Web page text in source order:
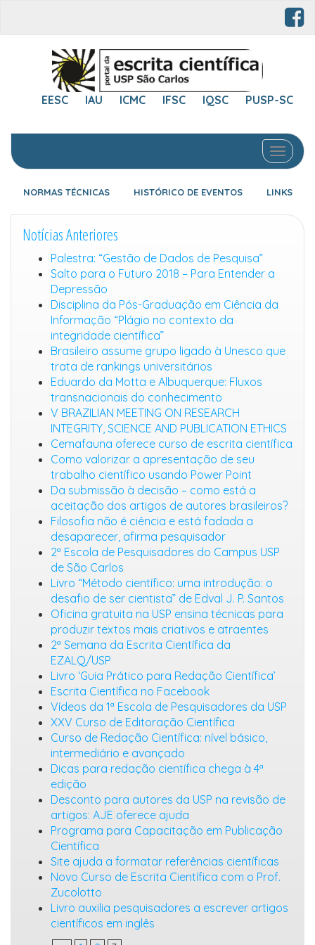
EESC IAU ICMC IFSC IQSC PUSP-SC
Toggle
NORMAS TÉCNICAS HISTÓRICO DE EVENTOS LINKS
Notícias Anteriores
Palestra: “Gestão de Dados de Pesquisa”
Salto para o Futuro 2018 – Para Entender a
Depressão
Disciplina da Pós-Graduação em Ciência da
Informação “Plágio no contexto da
integridade científica”
Brasileiro assume grupo ligado à Unesco que
trata de rankings universitários
Eduardo da Motta e Albuquerque: Fluxos
transnacionais do conhecimento
V BRAZILIAN MEETING ON RESEARCH
INTEGRITY, SCIENCE AND PUBLICATION ETHICS
Cemafauna oferece curso de escrita científica
Como valorizar a apresentação de seu
trabalho científico usando Power Point
Da submissão à decisão – como está a
aceitação dos artigos de autores brasileiros?
Filosofia não é ciência e está fadada a
desaparecer, afirma pesquisador
2ª Escola de Pesquisadores do Campus USP
de São Carlos
Livro “Método científico: uma introdução: o
desafio de ser cientista” de Edval J. P. Santos
Oficina gratuita na USP ensina técnicas para
produzir textos mais criativos e atraentes
2ª Semana da Escrita Científica da
EZALQ/USP
Livro ‘Guia Prático para Redação Científica’
Escrita Científica no Facebook
Vídeos da 1ª Escola de Pesquisadores da USP
XXV Curso de Editoração Científica
Curso de Redação Científica: nível básico,
intermediário e avançado
Dicas para redação científica chega à 4ª
edição
Desconto para autores da USP na revisão de
artigos: AJE oferece ajuda
Programa para Capacitação em Publicação
Científica
Site ajuda a formatar referências científicas
Novo Curso de Escrita Científica com o Prof.
Zucolotto
Livro auxilia pesquisadores a escrever artigos
científicos em inglês